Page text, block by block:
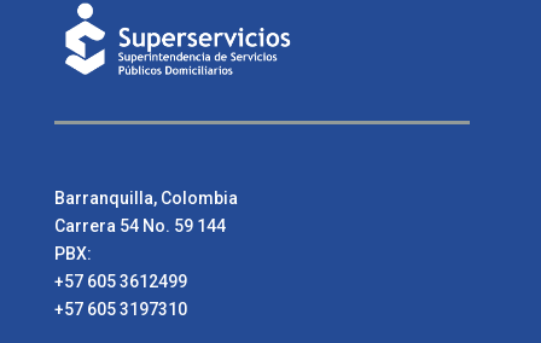
Barranquilla, Colombia
Carrera 54 No. 59 144
PBX:
+57 605 3612499
+57 605 3197310